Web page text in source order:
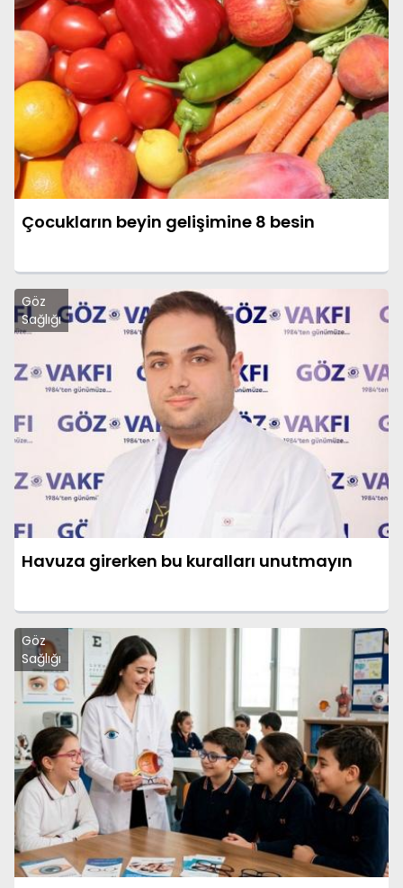
Çocukların beyin gelişimine 8 besin
Göz
Sağlığı
Havuza girerken bu kuralları unutmayın
Göz
Sağlığı